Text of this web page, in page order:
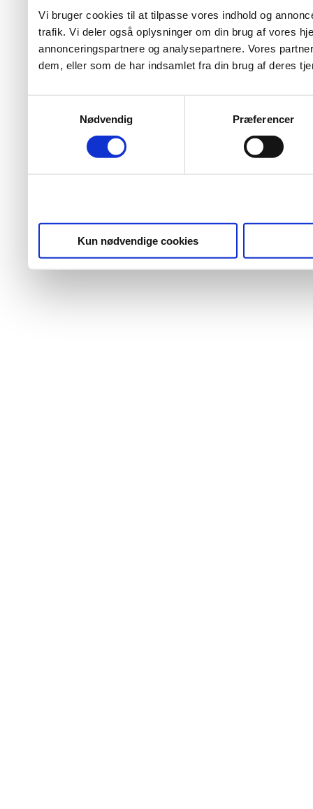
Vi bruger cookies til at tilpasse vores indhold og
trafik. Vi deler også oplysninger om din brug af vores
annonceringspartnere og analysepartnere. Vores
dem, eller som de har indsamlet fra din brug af deres
Nødvendig
Præferencer
Kun nødvendige cookies